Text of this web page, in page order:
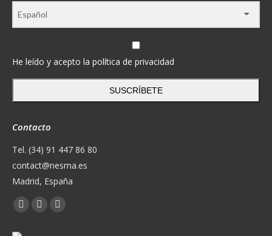
He leído y acepto la política de privacidad
SUSCRÍBETE
Contacto
Tel. (34) 91 447 86 80
contact@nesma.es
Madrid, España
Encuéntranos en:
Facebook
X
YouTube